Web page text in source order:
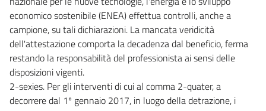
economico sostenibile (ENEA) effettua controlli, anche a
campione, su tali dichiarazioni. La mancata veridicità
dell'attestazione comporta la decadenza dal beneficio, ferma
restando la responsabilità del professionista ai sensi delle
disposizioni vigenti.
2-sexies. Per gli interventi di cui al comma 2-quater, a
decorrere dal 1º gennaio 2017, in luogo della detrazione, i